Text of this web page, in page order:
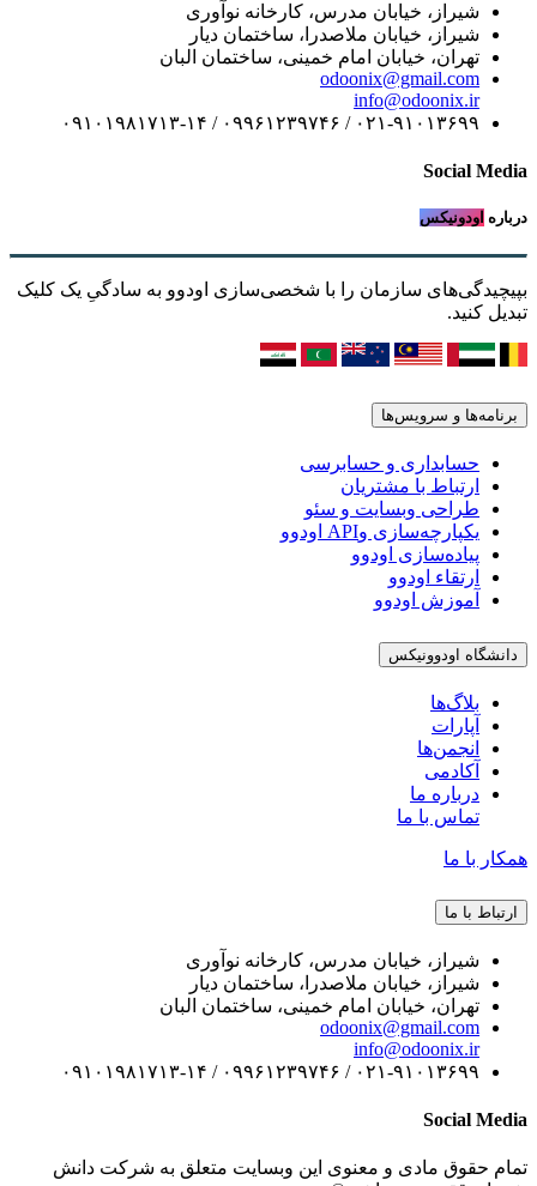
شیراز، خیابان مدرس، کارخانه نوآوری
شیراز، خیابان ملاصدرا، ساختمان دیار
تهران، خیابان امام خمینی، ساختمان البان
odoonix@gmail.com
info@odoonix.ir
۰۲۱-۹۱۰۱۳۶۹۹ / ۰۹۹۶۱۲۳۹۷۴۶ / ۰۹۱۰۱۹۸۱۷۱۳-۱۴
Social Media
درباره اودونیکس
بپیچیدگی‌های سازمان را با شخصی‌سازی اودوو به سادگیِ یک کلیک
تبدیل کنید.
برنامه‌ها و سرویس‌ها
حسابداری و حسابرسی
ارتباط با مشتریان
طراحی وبسایت و سئو
یکپارچه‌سازی وAPI اودوو
پیاده‌سازی اودوو
ارتقاء اودوو
آموزش اودوو
دانشگاه اودوونیکس
بلاگ‌ها
آپارات
انجمن‌ها
آکادمی
درباره ما
تماس با ما
همکار با ما
ارتباط با ما
شیراز، خیابان مدرس، کارخانه نوآوری
شیراز، خیابان ملاصدرا، ساختمان دیار
تهران، خیابان امام خمینی، ساختمان البان
odoonix@gmail.com
info@odoonix.ir
۰۲۱-۹۱۰۱۳۶۹۹ / ۰۹۹۶۱۲۳۹۷۴۶ / ۰۹۱۰۱۹۸۱۷۱۳-۱۴
Social Media
تمام حقوق مادی و معنوی این وبسایت متعلق به شرکت دانش